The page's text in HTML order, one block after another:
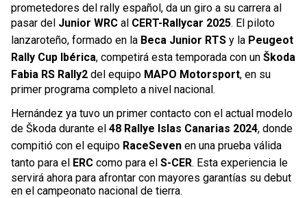
prometedores del rally español, da un giro a su carrera al
pasar del Junior WRC al CERT-Rallycar 2025. El piloto
lanzaroteño, formado en la Beca Junior RTS y la Peugeot
Rally Cup Ibérica, competirá esta temporada con un Škoda
Fabia RS Rally2 del equipo MAPO Motorsport, en su
primer programa completo a nivel nacional.
Hernández ya tuvo un primer contacto con el actual modelo
de Škoda durante el 48 Rallye Islas Canarias 2024, donde
compitió con el equipo RaceSeven en una prueba válida
tanto para el ERC como para el S-CER. Esta experiencia le
servirá ahora para afrontar con mayores garantías su debut
en el campeonato nacional de tierra.